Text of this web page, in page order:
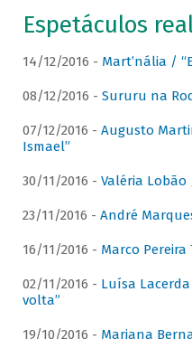
Espetáculos
14/12/2016 - Mart’nália /
08/12/2016 - Sururu na
07/12/2016 - Augusto
Ismael”
30/11/2016 - Valéria Lobão
23/11/2016 - André
16/11/2016 - Marco Pereira
02/11/2016 - Luísa
volta”
19/10/2016 - Mariana